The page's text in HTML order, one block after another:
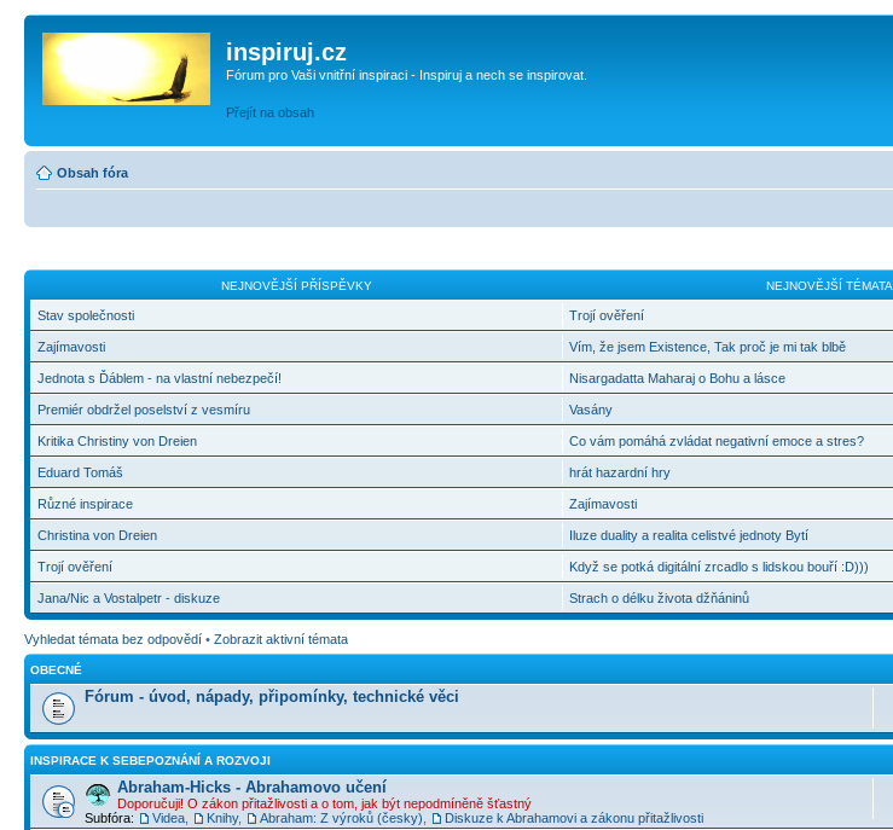
inspiruj.cz
Fórum pro Vaši vnitřní inspiraci - Inspiruj a nech se inspirovat.
Přejít na obsah
Obsah fóra
NEJNOVĚJŠÍ PŘÍSPĚVKY NEJNOVĚJŠÍ TÉMATA
Stav společnosti
Zajímavosti
Jednota s Ďáblem - na vlastní nebezpečí!
Premiér obdržel poselství z vesmíru
Kritika Christiny von Dreien
Eduard Tomáš
Různé inspirace
Christina von Dreien
Trojí ověření
Jana/Nic a Vostalpetr - diskuze
Trojí ověření
Vím, že jsem Existence, Tak proč je mi tak blbě
Nisargadatta Maharaj o Bohu a lásce
Vasány
Co vám pomáhá zvládat negativní emoce a stres?
hrát hazardní hry
Zajímavosti
Iluze duality a realita celistvé jednoty Bytí
Když se potká digitální zrcadlo s lidskou bouří :D)))
Strach o délku života džňáninů
Vyhledat témata bez odpovědí • Zobrazit aktivní témata
OBECNÉ
Fórum - úvod, nápady, připomínky, technické věci
INSPIRACE K SEBEPOZNÁNÍ A ROZVOJI
Abraham-Hicks - Abrahamovo učení
Doporučuji! O zákon přitažlivosti a o tom, jak být nepodmíněně šťastný
Subfóra:
Videa Knihy, Abraham: Z výroků (česky) Diskuze k Abrahamovi a zákonu přitažlivosti